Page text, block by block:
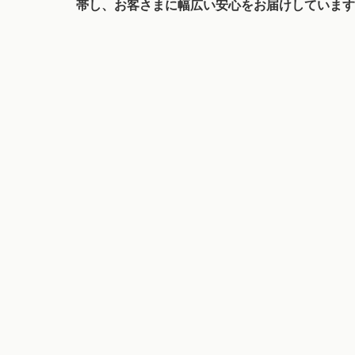
帯し、お客さまに幅広い安心をお届けしていま